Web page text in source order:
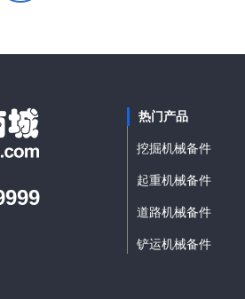
热门产品
挖掘机械备件
起重机械备件
道路机械备件
铲运机械备件